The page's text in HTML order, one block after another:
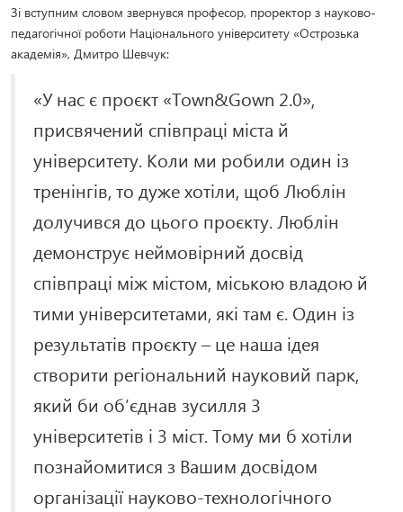
Зі вступним словом звернувся професор, проректор з науково-
педагогічної роботи Національного університету «Острозька
академія», Дмитро Шевчук:
«У нас є проєкт «Town&Gown 2.0»,
присвячений співпраці міста й
університету. Коли ми робили один із
тренінгів, то дуже хотіли, щоб Люблін
долучився до цього проєкту. Люблін
демонструє неймовірний досвід
співпраці між містом, міською владою й
тими університетами, які там є. Один із
результатів проєкту – це наша ідея
створити регіональний науковий парк,
який би об’єднав зусилля 3
університетів і 3 міст. Тому ми б хотіли
познайомитися з Вашим досвідом
організації науково-технологічного